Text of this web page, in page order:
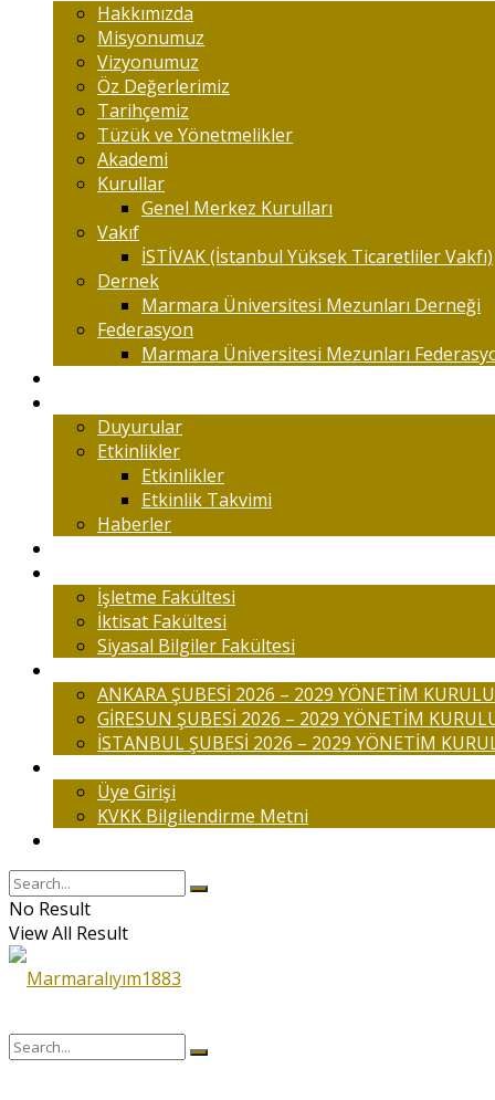
Hakkımızda
Misyonumuz
Vizyonumuz
Öz Değerlerimiz
Tarihçemiz
Tüzük ve Yönetmelikler
Akademi
Kurullar
Genel Merkez Kurulları
Vakıf
İSTİVAK (İstanbul Yüksek Ticaretliler Vakfı)
Dernek
Marmara Üniversitesi Mezunları Derneği
Federasyon
Marmara Üniversitesi Mezunları
Duyurular
Etkinlikler
Etkinlikler
Etkinlik Takvimi
Haberler
İşletme Fakültesi
İktisat Fakültesi
Siyasal Bilgiler Fakültesi
ANKARA ŞUBESİ 2026 – 2029 YÖNETİM KURULU
GİRESUN ŞUBESİ 2026 – 2029 YÖNETİM
İSTANBUL ŞUBESİ 2026 – 2029 YÖNETİM
Üye Girişi
KVKK Bilgilendirme Metni
No Result
View All Result